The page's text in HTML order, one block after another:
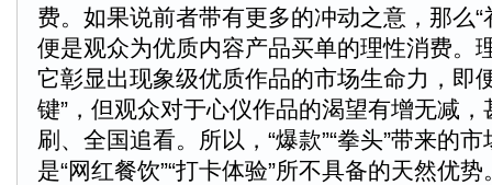
费。如果说前者带有更多的冲动之意，那么“
便是观众为优质内容产品买单的理性消费。
它彰显出现象级优质作品的市场生命力，即
键”，但观众对于心仪作品的渴望有增无减
刷、全国追看。所以，“爆款”“拳头”带来的
是“网红餐饮”“打卡体验”所不具备的天然优